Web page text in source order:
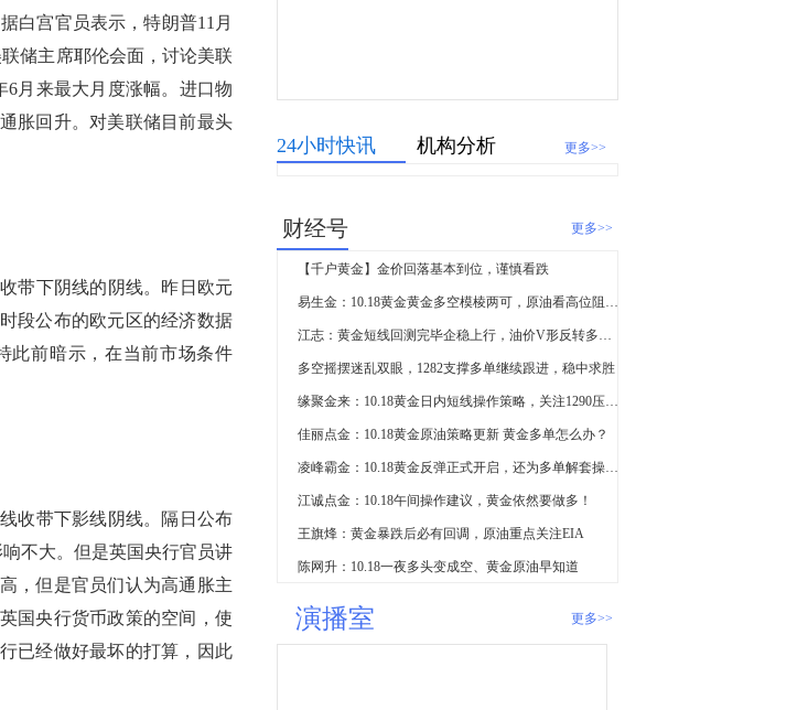
白宫官员表示，特朗普11月
储主席耶伦会面，讨论美联
6月来最大月度涨幅。进口物
胀回升。对美联储目前最头
带下阴线的阴线。昨日欧元
段公布的欧元区的经济数据
此前暗示，在当前市场条件
收带下影线阴线。隔日公布
不大。但是英国央行官员讲
，但是官员们认为高通胀主
国央行货币政策的空间，使
已经做好最坏的打算，因此
24小时快讯 机构分析 更多>>
更多>>
财经号
【千户黄金】金价回落基本到位，谨慎看跌
易生金：10.18黄金黄金多空模棱两可，原油看高位阻力强弱
江志：黄金短线回测完毕企稳上行，油价V形反转多头死里逃生
多空摇摆迷乱双眼，1282支撑多单继续跟进，稳中求胜
缘聚金来：10.18黄金日内短线操作策略，关注1290压制！
佳丽点金：10.18黄金原油策略更新 黄金多单怎么办？
凌峰霸金：10.18黄金反弹正式开启，还为多单解套操作发愁？
江诚点金：10.18午间操作建议，黄金依然要做多！
王旗烽：黄金暴跌后必有回调，原油重点关注EIA
陈网升：10.18一夜多头变成空、黄金原油早知道
演播室 更多>>